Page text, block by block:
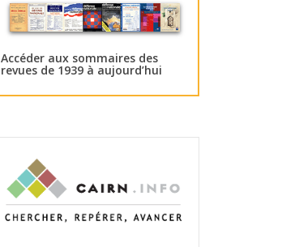
Accéder aux sommaires des
revues de 1939 à aujourd’hui